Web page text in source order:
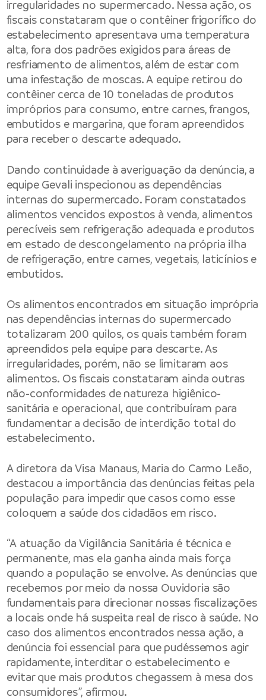
irregularidades no supermercado. Nessa ação, os
fiscais constataram que o contêiner frigorífico do
estabelecimento apresentava uma temperatura
alta, fora dos padrões exigidos para áreas de
resfriamento de alimentos, além de estar com
uma infestação de moscas. A equipe retirou do
contêiner cerca de 10 toneladas de produtos
impróprios para consumo, entre carnes, frangos,
embutidos e margarina, que foram apreendidos
para receber o descarte adequado.
Dando continuidade à averiguação da denúncia, a
equipe Gevali inspecionou as dependências
internas do supermercado. Foram constatados
alimentos vencidos expostos à venda, alimentos
perecíveis sem refrigeração adequada e produtos
em estado de descongelamento na própria ilha
de refrigeração, entre carnes, vegetais, laticínios e
embutidos.
Os alimentos encontrados em situação imprópria
nas dependências internas do supermercado
totalizaram 200 quilos, os quais também foram
apreendidos pela equipe para descarte. As
irregularidades, porém, não se limitaram aos
alimentos. Os fiscais constataram ainda outras
não-conformidades de natureza higiênico-
sanitária e operacional, que contribuíram para
fundamentar a decisão de interdição total do
estabelecimento.
A diretora da Visa Manaus, Maria do Carmo Leão,
destacou a importância das denúncias feitas pela
população para impedir que casos como esse
coloquem a saúde dos cidadãos em risco.
“A atuação da Vigilância Sanitária é técnica e
permanente, mas ela ganha ainda mais força
quando a população se envolve. As denúncias que
recebemos por meio da nossa Ouvidoria são
fundamentais para direcionar nossas fiscalizações
a locais onde há suspeita real de risco à saúde. No
caso dos alimentos encontrados nessa ação, a
denúncia foi essencial para que pudéssemos agir
rapidamente, interditar o estabelecimento e
evitar que mais produtos chegassem à mesa dos
consumidores”, afirmou.